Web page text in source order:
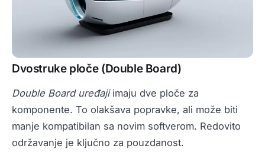
Dvostruke ploče (Double Board)
Double Board uređajiimaju dve ploče za
komponente. To olakšava popravke, ali može biti
manje kompatibilan sa novim softverom. Redovito
održavanje je ključno za pouzdanost.